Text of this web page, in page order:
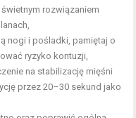
rozwiązaniem
nogi i pośladki, pamiętaj o
ryzyko kontuzji,
na stabilizację mięśni
przez 20–30 sekund jako